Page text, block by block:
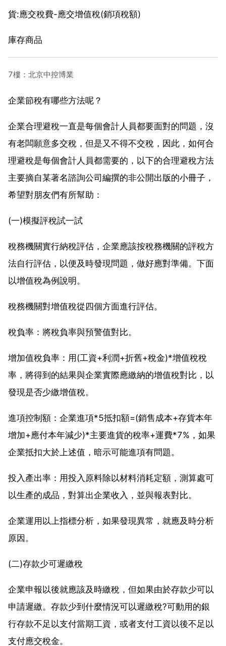
貨:應交稅費-應交增值稅(銷項稅額)
庫存商品
7樓：北京中控博業
企業節稅有哪些方法呢？
企業合理避稅一直是每個會計人員都要面對的問題，沒
有老闆願意多交稅，但是又不得不交稅，因此，如何合
理避稅是每個會計人員都需要的，以下的合理避稅方法
主要摘自某著名諮詢公司編撰的非公開出版的小冊子，
希望對朋友們有所幫助：
(一)模擬評稅試一試
稅務機關實行納稅評估，企業應該按稅務機關的評稅方
法自行評估，以便及時發現問題，做好應對準備。下面
以增值稅為例說明。
稅務機關對增值稅從四個方面進行評估。
稅負率：將稅負率與預警值對比。
增加值稅負率：用(工資+利潤+折舊+稅金)*增值稅稅
率，將得到的結果與企業實際應繳納的增值稅對比，以
發現是否少繳增值稅。
進項控制額：企業進項*5抵扣額=(銷售成本+存貨本年
增加+應付本年減少)*主要進貨的稅率+運費*7%，如果
企業抵扣大於上述值，暗示可能進項有問題。
投入產出率：用投入原料除以材料消耗定額，測算處可
以生產的成品，對算出企業收入，並與報表對比。
企業運用以上指標分析，如果發現異常，就應及時分析
原因。
(二)存款少可遲繳稅
企業申報以後就應該及時繳稅，但如果由於存款少可以
申請遲繳。存款少到什麼情況可以遲繳稅?可動用的銀
行存款不足以支付當期工資，或者支付工資以後不足以
支付應交稅金。